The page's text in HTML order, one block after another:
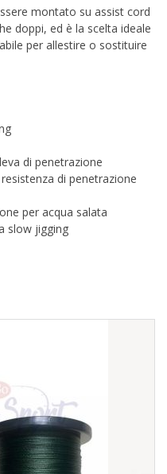
montato su assist cord
doppi, ed è la scelta ideale
per allestire o sostituire
di penetrazione
di penetrazione
per acqua salata
slow jigging